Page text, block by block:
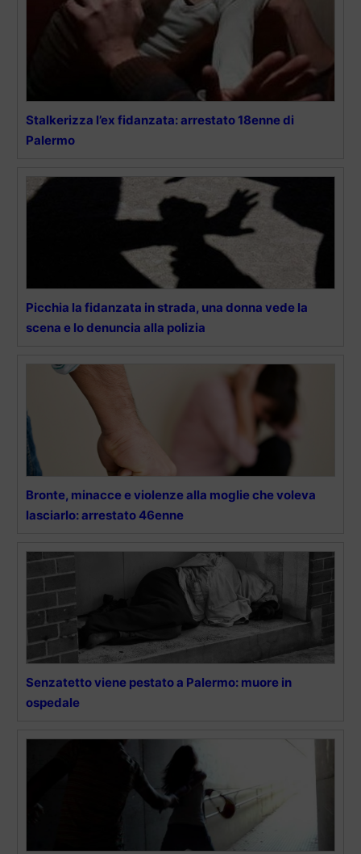
Stalkerizza l’ex fidanzata: arrestato 18enne di
Palermo
Picchia la fidanzata in strada, una donna vede la
scena e lo denuncia alla polizia
Bronte, minacce e violenze alla moglie che voleva
lasciarlo: arrestato 46enne
Senzatetto viene pestato a Palermo: muore in
ospedale